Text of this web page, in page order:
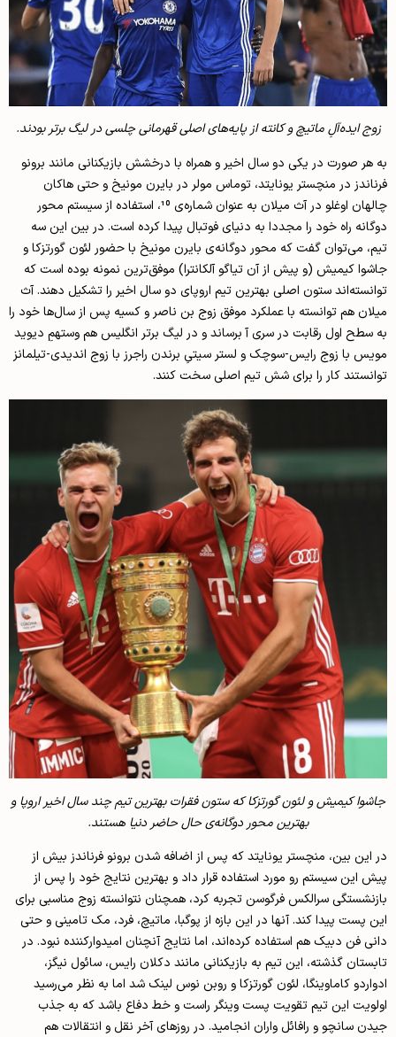
زوج ایده‌آلِ ماتیچ و کانته از پایه‌های اصلی قهرمانی چلسی در لیگ برتر بودند.
به هر صورت در یکی دو سال اخیر و همراه با درخشش بازیکنانی مانند برونو
فرناندز در منچستر یونایتد، توماس مولر در بایرن مونیخ و حتی هاکان
چالهان اوغلو در آث میلان به عنوان شماره‌ی 10، استفاده از سیستم محور
دوگانه راه خود را مجددا به دنیای فوتبال پیدا کرده است. در بین این سه
تیم، می‌توان گفت که محور دوگانه‌ی بایرن مونیخ با حضور لئون گورتزکا و
جاشوا کیمیش (و پیش از آن تیاگو آلکانترا) موفق‌ترین نمونه بوده است که
توانسته‌اند ستون اصلی بهترین تیم اروپای دو سال اخیر را تشکیل دهند. آث
میلان هم توانسته با عملکرد موفق زوج بن ناصر و کسیه پس از سال‌ها خود را
به سطح اول رقابت در سری آ برساند و در لیگ برتر انگلیس هم وستهمِ دیوید
مویس با زوج رایس-سوچک و لستر سیتیِ برندن راجرز با زوج اندیدی-تیلمانز
توانستند کار را برای شش تیم اصلی سخت کنند.
جاشوا کیمیش و لئون گورتزکا که ستون فقرات بهترین تیم چند سال اخیر اروپا و
بهترین محور دوگانه‌ی حال حاضر دنیا هستند.
در این بین، منچستر یونایتد که پس از اضافه شدن برونو فرناندز بیش از
پیش این سیستم رو مورد استفاده قرار داد و بهترین نتایج خود را پس از
بازنشستگی سرالکس فرگوسن تجربه کرد، همچنان نتوانسته زوج مناسبی برای
این پست پیدا کند. آنها در این بازه از پوگبا، ماتیچ، فرد، مک تامینی و حتی
دانی فن دبیک هم استفاده کرده‌اند، اما نتایج آنچنان امیدوارکننده نبود. در
تابستان گذشته، این تیم به بازیکنانی مانند دکلان رایس، سائول نیگز،
ادواردو کاماوینگا، لئون گورتزکا و روبن نوس لینک شد اما به نظر می‌رسید
اولویت این تیم تقویت پست وینگر راست و خط دفاع باشد که به جذب
جیدن سانچو و رافائل واران انجامید. در روزهای آخر نقل و انتقالات هم